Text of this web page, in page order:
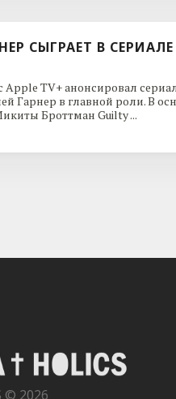
СЫГРАЕТ В
TV+ анонсировал
Гарнер в главной роли. В
Броттман Guilty ...
© 2026